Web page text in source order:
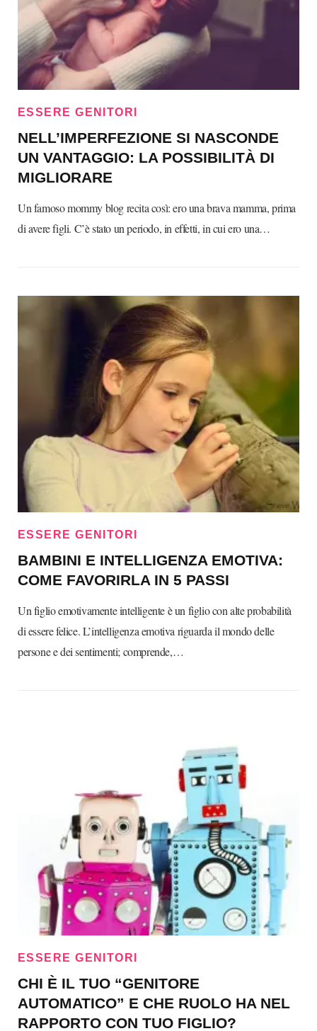
ESSERE GENITORI
NELL’IMPERFEZIONE SI NASCONDE
UN VANTAGGIO: LA POSSIBILITÀ DI
MIGLIORARE
Un famoso mommy blog recita così: ero una brava mamma, prima
di avere figli. C’è stato un periodo, in effetti, in cui ero una…
ESSERE GENITORI
BAMBINI E INTELLIGENZA EMOTIVA:
COME FAVORIRLA IN 5 PASSI
Un figlio emotivamente intelligente è un figlio con alte probabilità
di essere felice. L’intelligenza emotiva riguarda il mondo delle
persone e dei sentimenti; comprende,…
ESSERE GENITORI
CHI È IL TUO “GENITORE
AUTOMATICO” E CHE RUOLO HA NEL
RAPPORTO CON TUO FIGLIO?